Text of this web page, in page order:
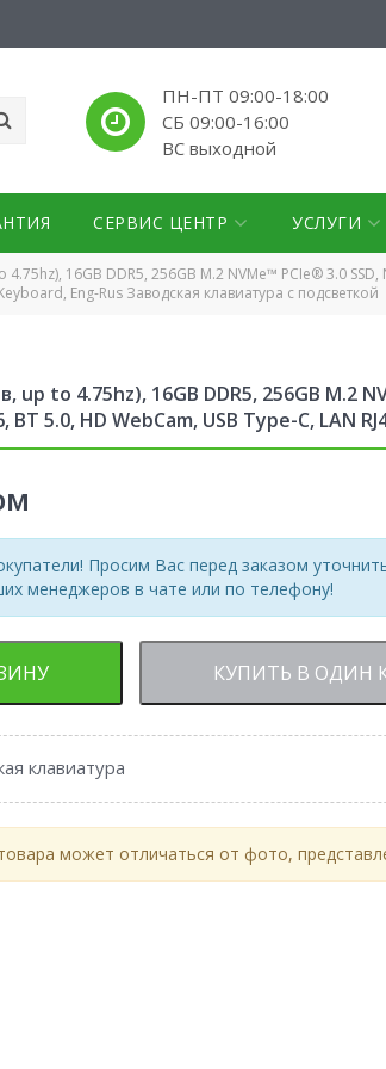
ПН-ПТ 09:00-18:00
СБ 09:00-16:00
ВС выходной
СЕРВИС ЦЕНТР УСЛУГИ
16GB DDR5, 256GB M.2 NVMe™ PCIe® 3.0
Eng-Rus Заводская клавиатура с подсветкой
up to 4.75hz), 16GB DDR5, 256GB M.2
BT 5.0, HD WebCam, USB Type-C, LAN
Просим Вас перед заказом
менеджеров в чате или по телефону!
КУПИТЬ В ОДИН
клавиатура
может отличаться от фото,